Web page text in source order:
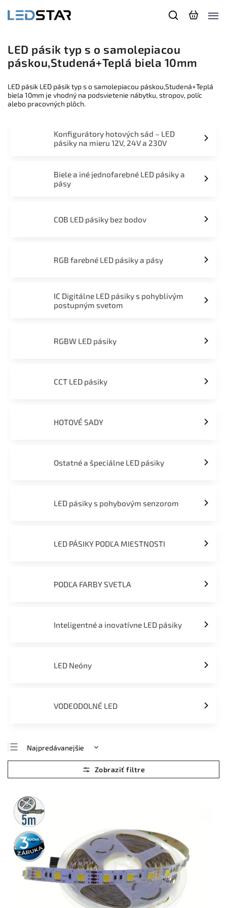
LED pásik typ s o samolepiacou
páskou,Studená+Teplá biela 10mm
LED pásik LED pásik typ s o samolepiacou páskou,Studená+Teplá
biela 10mm je vhodný na podsvietenie nábytku, stropov, políc
alebo pracovných plôch.
Konfigurátory hotových sád – LED
pásiky na mieru 12V, 24V a 230V
Biele a iné jednofarebné LED pásiky a
pásy
COB LED pásiky bez bodov
RGB farebné LED pásiky a pásy
IC Digitálne LED pásiky s pohyblivým
postupným svetom
RGBW LED pásiky
CCT LED pásiky
HOTOVÉ SADY
Ostatné a špeciálne LED pásiky
LED pásiky s pohybovým senzorom
LED PÁSIKY PODĽA MIESTNOSTI
PODĽA FARBY SVETLA
Inteligentné a inovatívne LED pásiky
LED Neóny
VODEODOLNÉ LED
Najpredávanejšie
Najlacnejšie
Najdrahšie
Abecedne
5m
rolka
3 roky
záruka